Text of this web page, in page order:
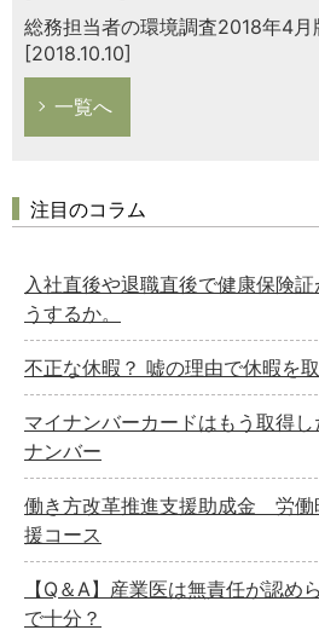
総務担当者の環境調査2018年4月
[2018.10.10]
一覧へ
注目のコラム
入社直後や退職直後で健康保険
うするか。
不正な休暇？ 嘘の理由で休暇を
マイナンバーカードはもう取得
ナンバー
働き方改革推進支援助成金 労働
援コース
【Q＆A】産業医は無責任が認め
で十分？